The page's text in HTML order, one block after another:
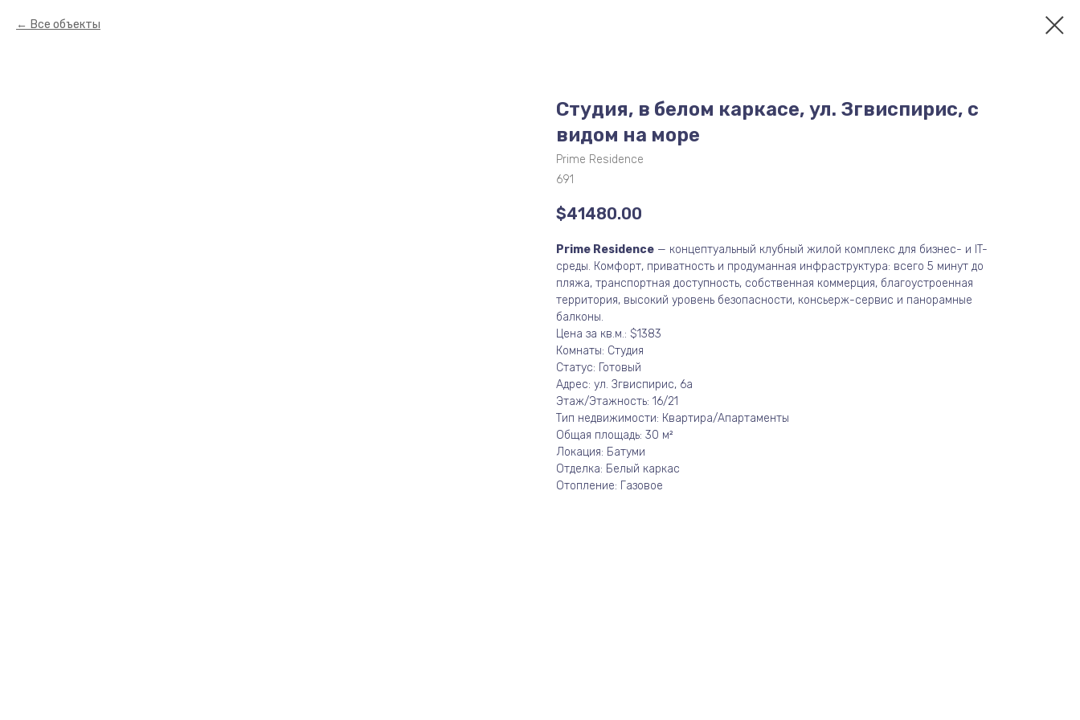
Все объекты
Студия, в белом каркасе, ул. Згвиспирис, с
видом на море
Prime Residence
691
$41480.00
Prime Residence — концептуальный клубный жилой комплекс для бизнес- и IT-
среды. Комфорт, приватность и продуманная инфраструктура: всего 5 минут до
пляжа, транспортная доступность, собственная коммерция, благоустроенная
территория, высокий уровень безопасности, консьерж-сервис и панорамные
балконы.
Цена за кв.м.: $1383
Комнаты: Студия
Статус: Готовый
Адрес: ул. Згвиспирис, 6а
Этаж/Этажность: 16/21
Тип недвижимости: Квартира/Апартаменты
Общая площадь: 30 м²
Локация: Батуми
Отделка: Белый каркас
Отопление: Газовое